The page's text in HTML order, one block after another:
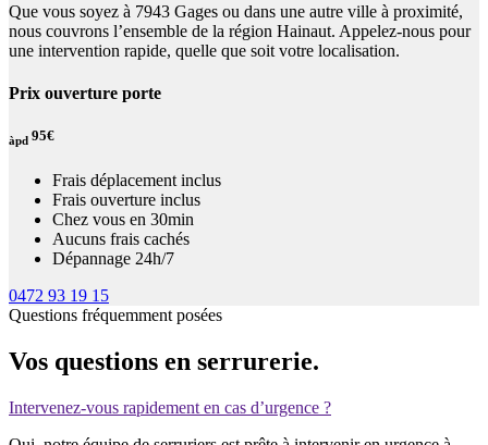
Que vous soyez à 7943 Gages ou dans une autre ville à proximité,
nous couvrons l’ensemble de la région Hainaut. Appelez-nous pour
une intervention rapide, quelle que soit votre localisation.
Prix ouverture porte
àpd 95€
Frais déplacement inclus
Frais ouverture inclus
Chez vous en 30min
Aucuns frais cachés
Dépannage 24h/7
0472 93 19 15
Questions fréquemment posées
Vos questions en serrurerie.
Intervenez-vous rapidement en cas d’urgence ?